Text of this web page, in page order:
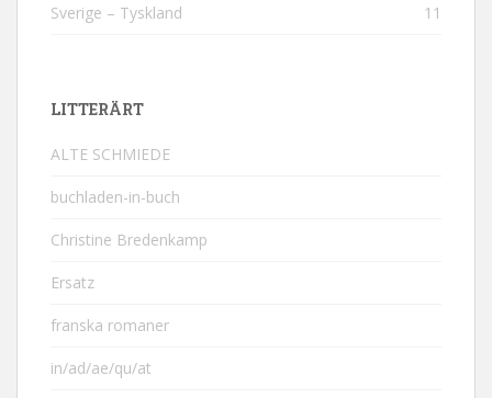
Sverige – Tyskland 11
LITTERÄRT
ALTE SCHMIEDE
buchladen-in-buch
Christine Bredenkamp
Ersatz
franska romaner
in/ad/ae/qu/at